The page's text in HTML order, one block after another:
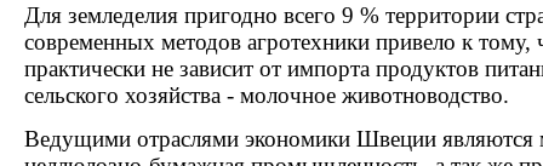
Для земледелия пригодно всего 9 % территории
современных методов агротехники привело к
практически не зависит от импорта продуктов
сельского хозяйства - молочное животноводство.
Ведущими отраслями экономики Швеции являются